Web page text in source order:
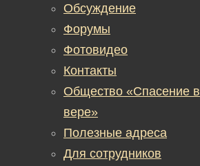
Обсуждение
Форумы
Фотовидео
Контакты
Общество «Спасение в
вере»
Полезные адреса
Для сотрудников